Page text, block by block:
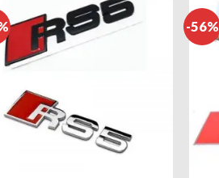
-56%